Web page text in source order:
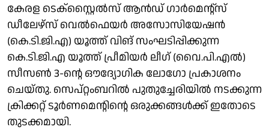
കേരള ടെക്സ്റ്റൈൽസ് ആൻഡ് ഗാർമെന്റ്സ്
ഡീലേഴ്സ് വെൽഫെയർ അസോസിയേഷൻ
(കെ.ടി.ജി.എ) യൂത്ത് വിങ് സംഘടിപ്പിക്കുന്ന
കെ.ടി.ജി.എ യൂത്ത് പ്രീമിയർ ലീഗ് (വൈ.പി.എൽ)
സീസൺ 3-ന്റെ ഔദ്യോഗിക ലോഗോ പ്രകാശനം
ചെയ്തു. സെപ്റ്റംബറിൽ പുതുച്ചേരിയിൽ നടക്കുന്ന
ക്രിക്കറ്റ് ടൂർണമെന്റിന്റെ ഒരുക്കങ്ങൾക്ക് ഇതോടെ
തുടക്കമായി.